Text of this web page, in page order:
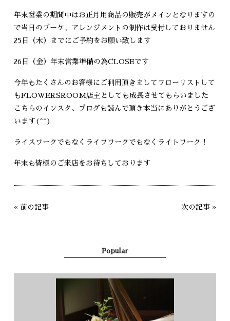
年末営業の期間中はお正月用商品の販売がメインとなりますの
で当日のブーケ、アレンジメントの制作は受付しておりません
25日（木）までにご予約をお願い致します
26日（金）年末営業準備の為CLOSEです
今年もたくさんのお客様にご利用頂きましてフローリストして
もFLOWERSROOM店主としても成長させてもらいました
こちらのインスタ、ブログも読んで頂き本当にありがとうござ
います(^^)
ライスワークでもなくライフワークでもなくライトワーク！
年末も皆様のご来店をお待ちしております
« 前の記事 次の記事 »
Popular